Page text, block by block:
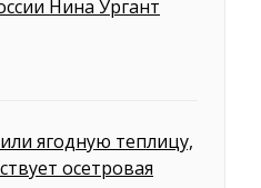
Нина Ургант
ягодную теплицу,
осетровая